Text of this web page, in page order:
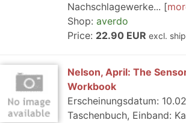
Nachschlagewerke...
Shop: averdo
Price: 22.90 EUR excl.
Nelson, April: The
Workbook
Erscheinungsdatum:
Taschenbuch, Einband: